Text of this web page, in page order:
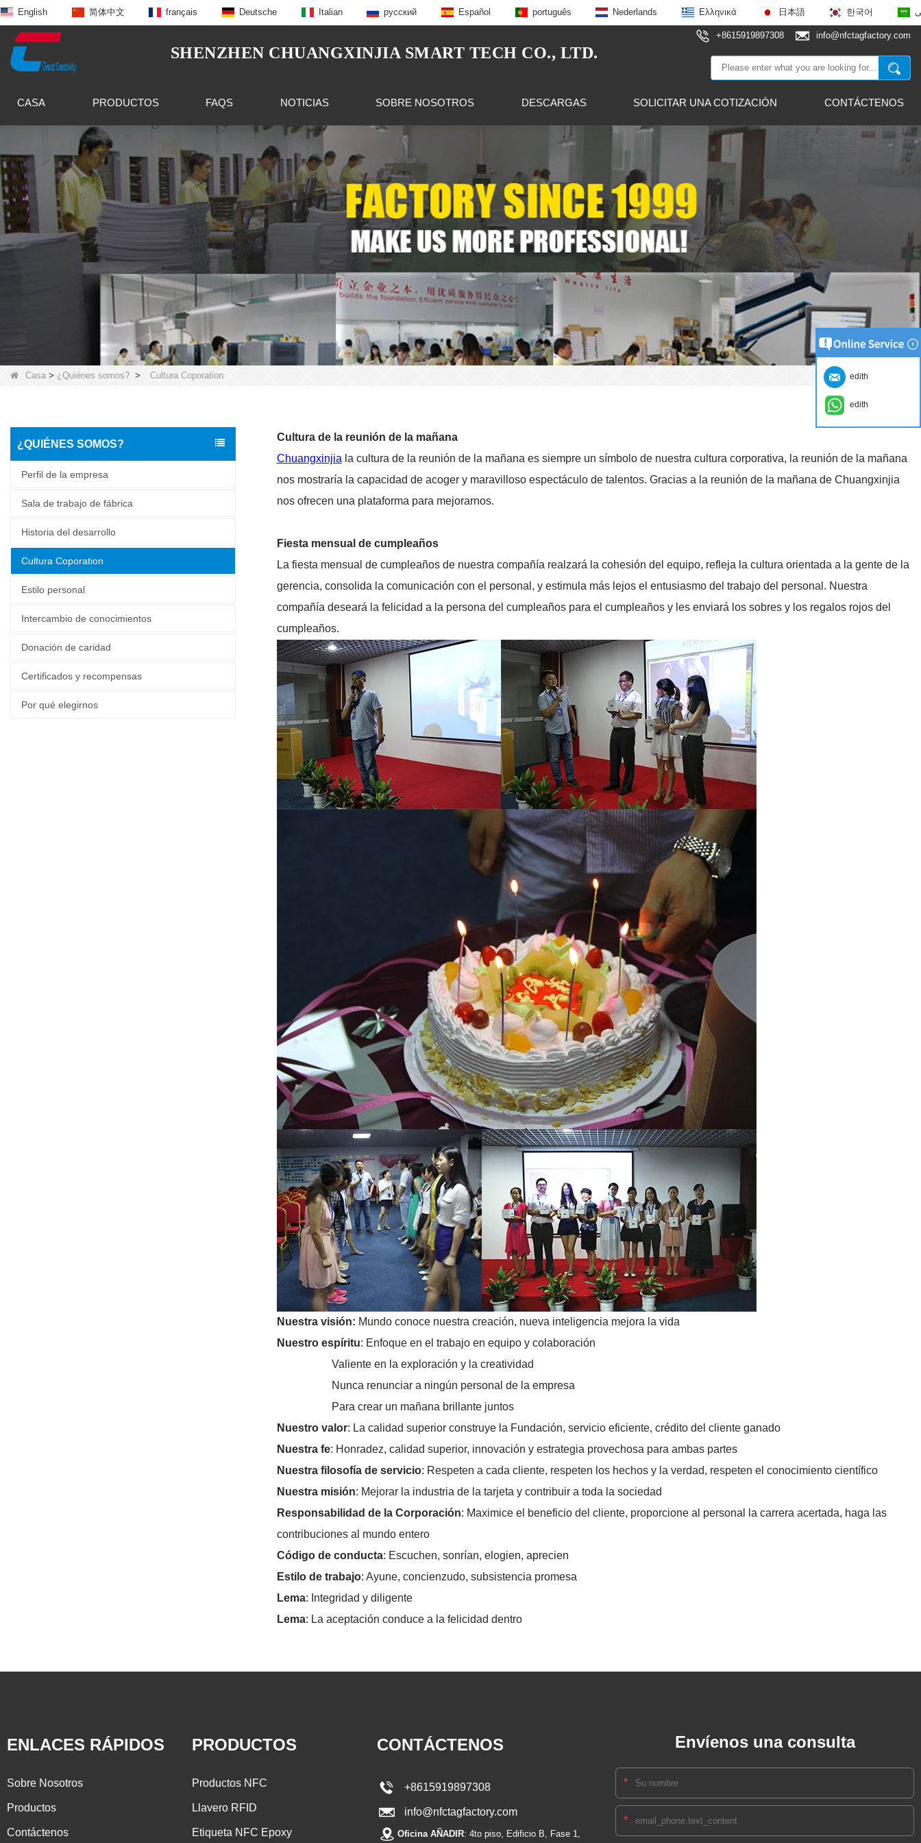
English 简体中文 français Deutsche Italian русский Español português Nederlands Ελληνικά 日本語 한국어
SHENZHEN CHUANGXINJIA SMART TECH CO., LTD.
+8615919897308 info@nfctagfactory.com
CASA PRODUCTOS FAQS NOTICIAS SOBRE NOSOTROS DESCARGAS SOLICITAR UNA COTIZACIÓN CONTÁCTENOS
Casa > ¿Quiénes somos? > Cultura Coporation
¿QUIÉNES SOMOS?
Perfil de la empresa
Sala de trabajo de fábrica
Historia del desarrollo
Cultura Coporation
Estilo personal
Intercambio de conocimientos
Donación de caridad
Certificados y recompensas
Por qué elegirnos
Cultura de la reunión de la mañana
Chuangxinjia la cultura de la reunión de la mañana es siempre un símbolo de nuestra cultura corporativa, la reunión de la mañana
nos mostraría la capacidad de acoger y maravilloso espectáculo de talentos. Gracias a la reunión de la mañana de Chuangxinjia
nos ofrecen una plataforma para mejorarnos.
Fiesta mensual de cumpleaños
La fiesta mensual de cumpleaños de nuestra compañía realzará la cohesión del equipo, refleja la cultura orientada a la gente de la
gerencia, consolida la comunicación con el personal, y estimula más lejos el entusiasmo del trabajo del personal. Nuestra
compañía deseará la felicidad a la persona del cumpleaños para el cumpleaños y les enviará los sobres y los regalos rojos del
cumpleaños.
Nuestra visión: Mundo conoce nuestra creación, nueva inteligencia mejora la vida
Nuestro espíritu: Enfoque en el trabajo en equipo y colaboración
Valiente en la exploración y la creatividad
Nunca renunciar a ningún personal de la empresa
Para crear un mañana brillante juntos
Nuestro valor: La calidad superior construye la Fundación, servicio eficiente, crédito del cliente ganado
Nuestra fe: Honradez, calidad superior, innovación y estrategia provechosa para ambas partes
Nuestra filosofía de servicio: Respeten a cada cliente, respeten los hechos y la verdad, respeten el conocimiento científico
Nuestra misión: Mejorar la industria de la tarjeta y contribuir a toda la sociedad
Responsabilidad de la Corporación: Maximice el beneficio del cliente, proporcione al personal la carrera acertada, haga las
contribuciones al mundo entero
Código de conducta: Escuchen, sonrían, elogien, aprecien
Estilo de trabajo: Ayune, concienzudo, subsistencia promesa
Lema: Integridad y diligente
Lema: La aceptación conduce a la felicidad dentro
ENLACES RÁPIDOS
Sobre Nosotros
Productos
Contáctenos
PRODUCTOS
Productos NFC
Llavero RFID
Etiqueta NFC Epoxy
CONTÁCTENOS
+8615919897308
info@nfctagfactory.com
Oficina AÑADIR: 4to piso, Edificio B, Fase 1,
Envíenos una consulta
*
*
edith
edith